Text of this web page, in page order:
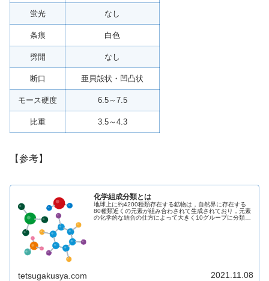
蛍光 なし
条痕 白色
劈開 なし
断口 亜貝殻状・凹凸状
モース硬度 6.5～7.5
比重 3.5～4.3
【参考】
化学組成分類とは
地球上に約4200種類存在する鉱物は，自然界に存在する
80種類近くの元素が組み合わされて生成されており，元素
の化学的な結合の仕方によって大きく10グループに分類す
tetsugakusya.com 2021.11.08